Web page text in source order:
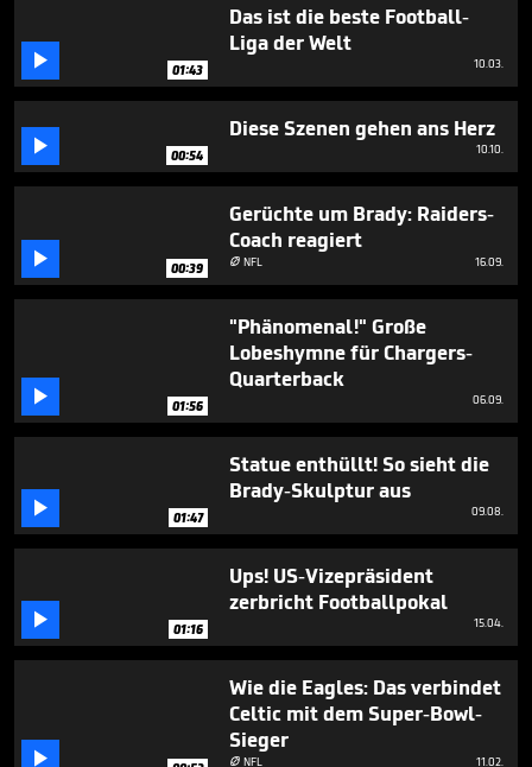
seconds
 01:43
Das ist die beste Football-
Liga der Welt
10.03.
 00:54
Diese Szenen gehen ans Herz
10.10.
 00:39
Gerüchte um Brady: Raiders-
Coach reagiert
 NFL 16.09.
 01:56
"Phänomenal!" Große
Lobeshymne für Chargers-
Quarterback
06.09.
 01:47
Statue enthüllt! So sieht die
Brady-Skulptur aus
09.08.
 01:16
Ups! US-Vizepräsident
zerbricht Footballpokal
15.04.

Wie die Eagles: Das verbindet
Celtic mit dem Super-Bowl-
Sieger
 NFL 11.02.